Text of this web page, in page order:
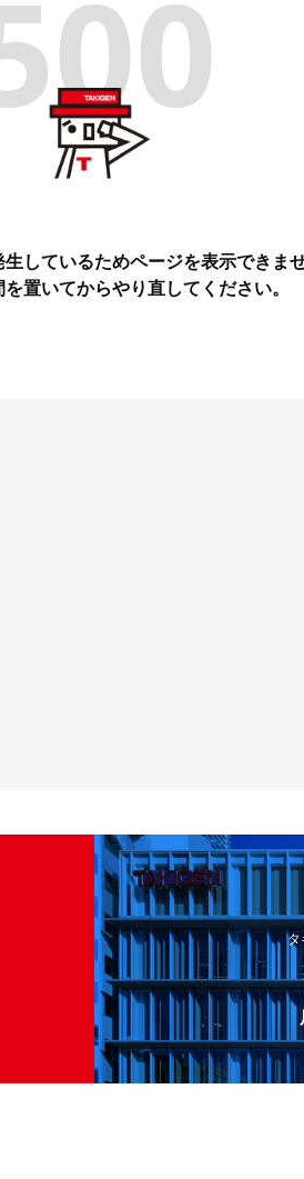
しているためページを表示できませ
置いてからやり直してください。
タ